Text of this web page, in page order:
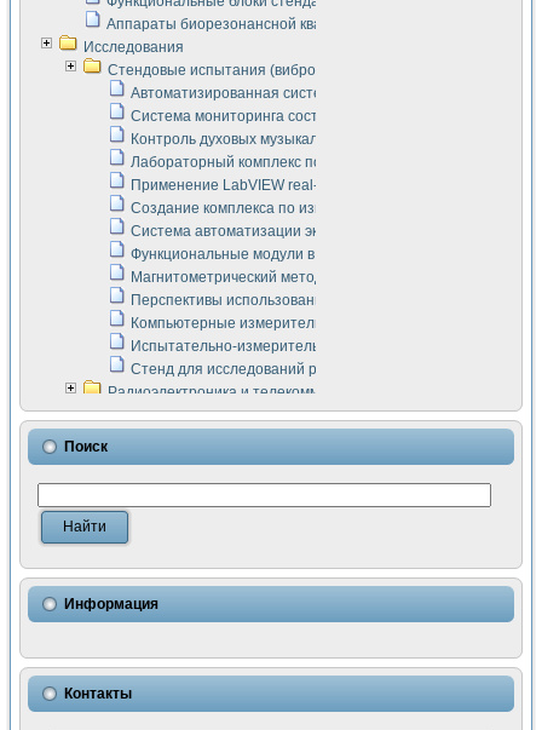
Аппараты биорезонансной квантовой терапии серии СКАН
Исследования
Стендовые испытания (виброакустика, тензометрия и т.п.)
Автоматизированная система измерения параметров
Система мониторинга состояния тяговых
Контроль духовых музыкальных инструментов
Лабораторный комплекс по исследованию элементной
Применение LabVIEW real-time module для
Создание комплекса по измерению скорости подвижного
Система автоматизации экспериментальных
Функциональные модули в стандарте Nl SCXI для
Магнитометрический метод в дефектоскопии сварных
Перспективы использования машинного зрения в
Компьютерные измерительные системы для
Испытательно-измерительный комплекс аппаратуры для
Стенд для исследований рабочих процессов ДВС в
Радиоэлектроника и телекоммуникации
LabVIEW в расчетах радиолиний систем передачи данных
Аппаратно-программный комплекс для исследования
Виртуальный лабораторный стенд для исследования
Измерение шумовых параметров операционных
Измерительный преобразователь на основе цифровой
Использование NI LabVIEW для математического
Исследовние возможности создания измерителя ВАХ
Математическое моделирование генератора сигналов -
Применение осциллографического модуля с высоким
Симуляция отклика импульсного радиолокационного
Автоматизация формирования уравнений состояния для
Поиск
Информация
Контакты